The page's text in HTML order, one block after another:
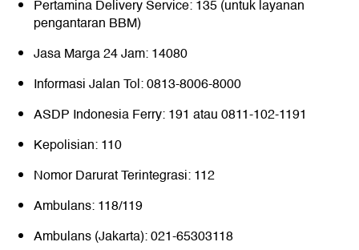
Pertamina Delivery Service: 135 (untuk layanan
pengantaran BBM)
Jasa Marga 24 Jam: 14080
Informasi Jalan Tol: 0813-8006-8000
ASDP Indonesia Ferry: 191 atau 0811-102-1191
Kepolisian: 110
Nomor Darurat Terintegrasi: 112
Ambulans: 118/119
Ambulans (Jakarta): 021-65303118